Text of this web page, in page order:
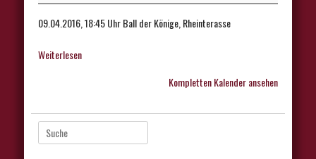
09.04.2016, 18:45 Uhr Ball der Könige, Rheinterasse
Weiterlesen
Kompletten Kalender ansehen
Suche
nach: